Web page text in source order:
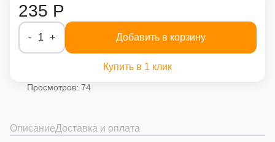
235 Р
- 1 + Добавить в корзину
Купить в 1 клик
Просмотров: 74
ОписаниеДоставка и оплата